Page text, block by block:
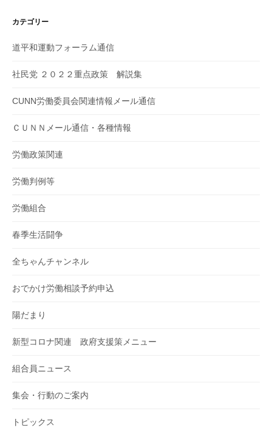
カテゴリー
道平和運動フォーラム通信
社民党 ２０２２重点政策 解説集
CUNN労働委員会関連情報メール通信
ＣＵＮＮメール通信・各種情報
労働政策関連
労働判例等
労働組合
春季生活闘争
全ちゃんチャンネル
おでかけ労働相談予約申込
陽だまり
新型コロナ関連 政府支援策メニュー
組合員ニュース
集会・行動のご案内
トピックス